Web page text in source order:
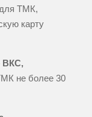
ТМК,
карту
ВКС,
не более 30